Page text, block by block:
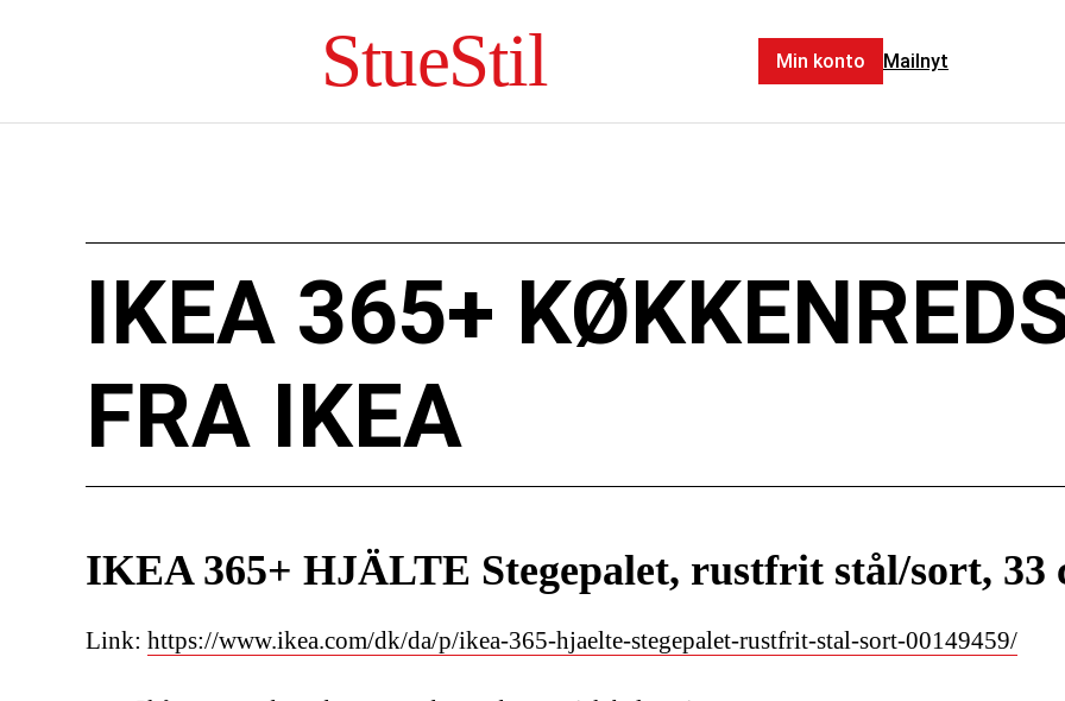
StueStil Min konto Mailnyt
IKEA 365+
FRA IKEA
IKEA 365+ HJÄLTE Stegepalet, rustfrit stål/sort, 33
Link: https://www.ikea.com/dk/da/p/ikea-365-hjaelte-stegepalet-rustfrit-stal-sort-00149459/